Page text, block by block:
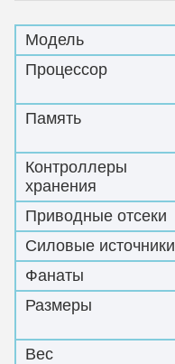
Модель
Процессор
Память
Контроллеры
хранения
Приводные отсеки
Силовые источники
Фанаты
Размеры
Вес